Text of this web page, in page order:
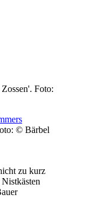
Foto:
© Bärbel
zu kurz